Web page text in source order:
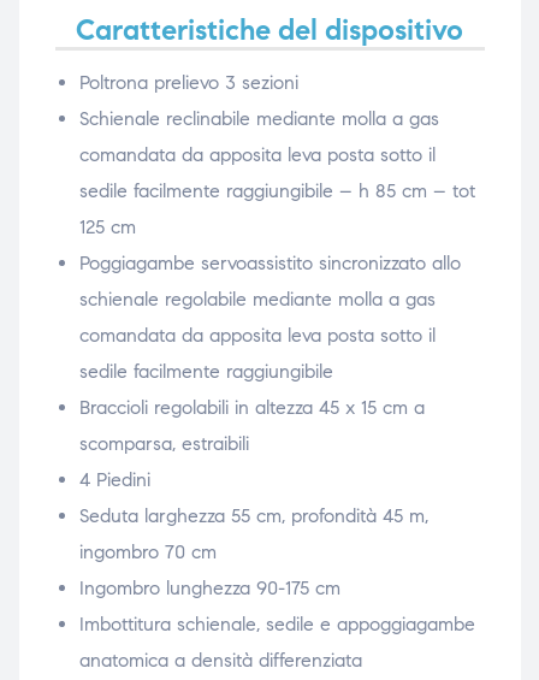
Caratteristiche del dispositivo
Poltrona prelievo 3 sezioni
Schienale reclinabile mediante molla a gas
comandata da apposita leva posta sotto il
sedile facilmente raggiungibile – h 85 cm – tot
125 cm
Poggiagambe servoassistito sincronizzato allo
schienale regolabile mediante molla a gas
comandata da apposita leva posta sotto il
sedile facilmente raggiungibile
Braccioli regolabili in altezza 45 x 15 cm a
scomparsa, estraibili
4 Piedini
Seduta larghezza 55 cm, profondità 45 m,
ingombro 70 cm
Ingombro lunghezza 90-175 cm
Imbottitura schienale, sedile e appoggiagambe
anatomica a densità differenziata